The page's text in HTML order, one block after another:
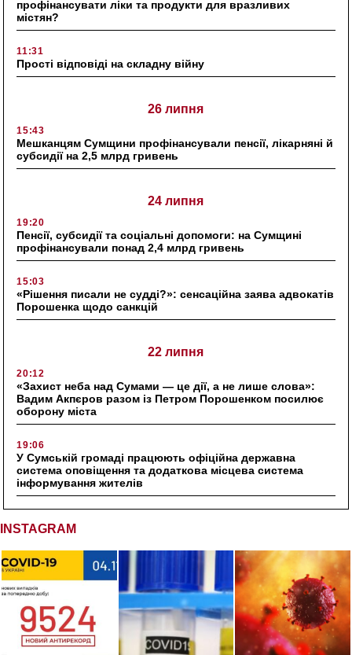
профінансувати ліки та продукти для вразливих
містян?
11:31
Прості відповіді на складну війну
26 липня
15:43
Мешканцям Сумщини профінансували пенсії, лікарняні й
субсидії на 2,5 млрд гривень
24 липня
19:20
Пенсії, субсидії та соціальні допомоги: на Сумщині
профінансували понад 2,4 млрд гривень
15:03
«Рішення писали не судді?»: сенсаційна заява адвокатів
Порошенка щодо санкцій
22 липня
20:12
«Захист неба над Сумами — це дії, а не лише слова»:
Вадим Акпєров разом із Петром Порошенком посилює
оборону міста
19:06
У Сумській громаді працюють офіційна державна
система оповіщення та додаткова місцева система
інформування жителів
INSTAGRAM